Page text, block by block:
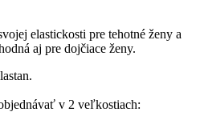
elastickosti pre tehotné ženy a
aj pre dojčiace ženy.
v 2 veľkostiach: